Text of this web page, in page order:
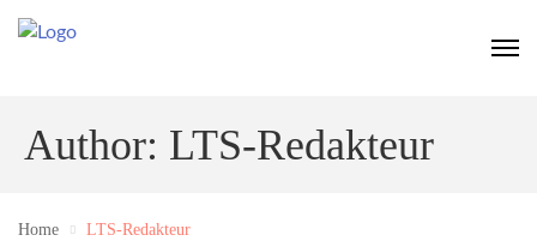
Author: LTS-Redakteur
Home LTS-Redakteur